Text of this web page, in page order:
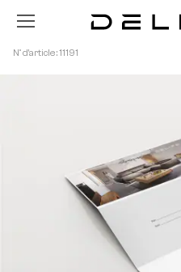
Passer au contenu principal
N° d'article : 11191